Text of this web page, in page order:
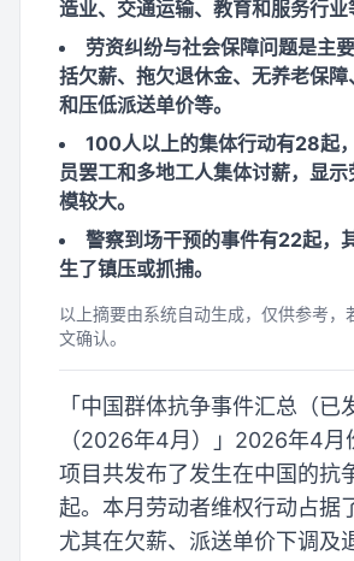
造业、交通运输、教育和服务行业
劳资纠纷与社会保障问题是主
括欠薪、拖欠退休金、无养老保
和压低派送单价等。
100人以上的集体行动有28起
员罢工和多地工人集体讨薪，显
模较大。
警察到场干预的事件有22起，
生了镇压或抓捕。
以上摘要由系统自动生成，仅供参考，
文确认。
「中国群体抗争事件汇总（已
（2026年4月）」2026年4月
项目共发布了发生在中国的抗
起。本月劳动者维权行动占据
尤其在欠薪、派送单价下调及